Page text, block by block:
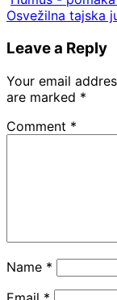
Osvežilna tajska
Leave a Reply
Your email
are marked *
Comment *
Name *